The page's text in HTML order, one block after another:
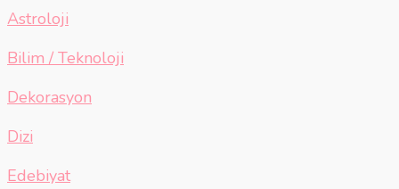
Astroloji
Bilim / Teknoloji
Dekorasyon
Dizi
Edebiyat